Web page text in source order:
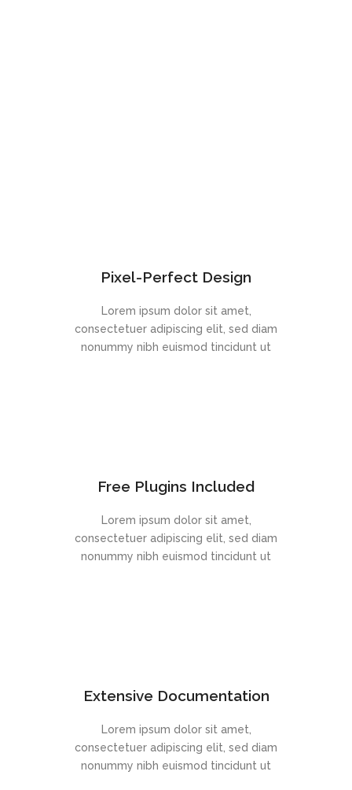
Pixel-Perfect Design
Lorem ipsum dolor sit amet,
consectetuer adipiscing elit, sed diam
nonummy nibh euismod tincidunt ut
Free Plugins Included
Lorem ipsum dolor sit amet,
consectetuer adipiscing elit, sed diam
nonummy nibh euismod tincidunt ut
Extensive Documentation
Lorem ipsum dolor sit amet,
consectetuer adipiscing elit, sed diam
nonummy nibh euismod tincidunt ut